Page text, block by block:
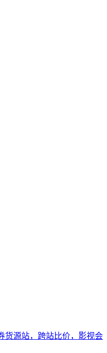
货源站，跨站比价，影视会